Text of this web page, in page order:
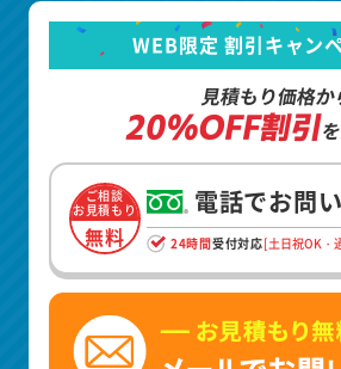
WEB限定 割引キャン
見積もり価格か
20%OFF割引
ご相談
お見積もり
無料
電話でお問
24時間受付対応[土日祝OK・